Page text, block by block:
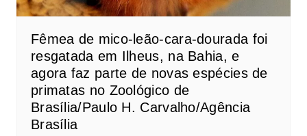
Fêmea de mico-leão-cara-dourada foi
resgatada em Ilheus, na Bahia, e
agora faz parte de novas espécies de
primatas no Zoológico de
Brasília/Paulo H. Carvalho/Agência
Brasília